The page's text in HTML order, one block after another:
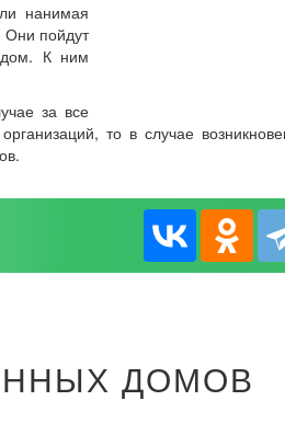
нанимая
Они пойдут
дом. К ним
за все
то в случае
ДОМОВ